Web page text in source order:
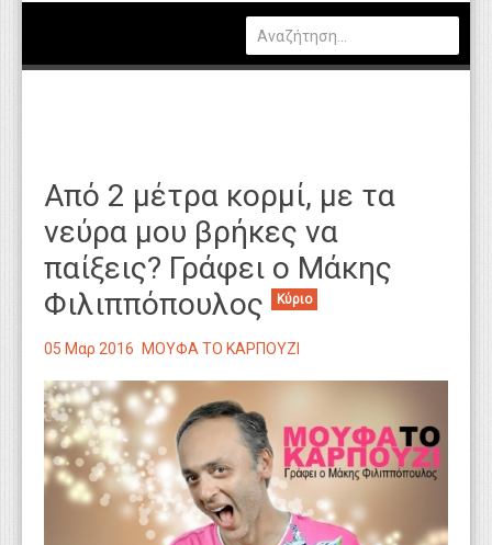
Από 2 μέτρα κορμί, με τα
νεύρα μου βρήκες να
παίξεις? Γράφει ο Μάκης
Φιλιππόπουλος
Κύριο
05 Μαρ 2016 ΜΟΥΦΑ ΤΟ ΚΑΡΠΟΥΖΙ
Καιρός
Τεχνολογία
Εκπαίδευση
Υγεία
Κυτίο Παραπόνων Πολιτών
WEBTV